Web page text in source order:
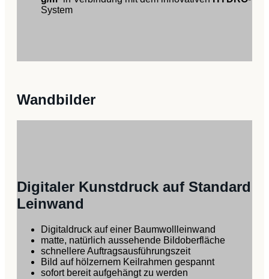
System
Wandbilder
Digitaler Kunstdruck auf Standard
Leinwand
Digitaldruck auf einer Baumwollleinwand
matte, natürlich aussehende Bildoberfläche
schnellere Auftragsausführungszeit
Bild auf hölzernem Keilrahmen gespannt
sofort bereit aufgehängt zu werden